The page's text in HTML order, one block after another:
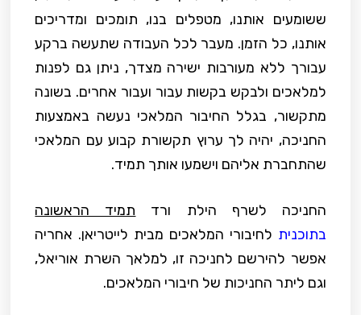
ששומעים אותנו, מטפלים בנו, תומכים ומדריכים
אותנו, כל הזמן. מעבר לכל העבודה שתעשה ברקע
עבורך ללא מעורבות ישירה מצדך, ניתן גם לפנות
למלאכים ולבקש בקשות עבור ועבור אחרים. בשונה
מתקשור, בגלל החיבור המלאכי נעשה באמצעות
החניכה, יהיה לך ערוץ תקשורת קבוע עם המלאכי
שהתחברת אליהם וישמעו אותך תמיד.
החניכה לשרף הילת ורד תמיד הראשונה
בתוכנית לחיבורי המלאכים מבית לייטריאן. אחריה
אפשר להירשם לחניכה זו, למלאך השרת אוריאל,
וגם ליתר החניכות של חיבורי המלאכים.